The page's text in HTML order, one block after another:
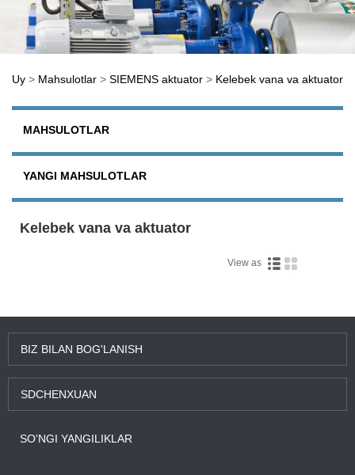
Uy > Mahsulotlar > SIEMENS aktuator > Kelebek vana va aktuator
MAHSULOTLAR
YANGI MAHSULOTLAR
Kelebek vana va aktuator
View as
BIZ BILAN BOG'LANISH
SDCHENXUAN
SO'NGI YANGILIKLAR